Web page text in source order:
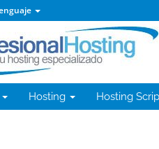
Hosting Hosting